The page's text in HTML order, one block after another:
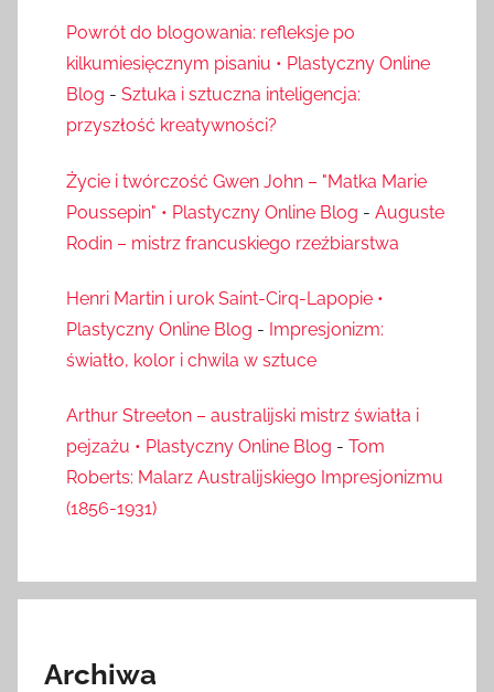
Powrót do blogowania: refleksje po
kilkumiesięcznym pisaniu • Plastyczny Online
Blog - Sztuka i sztuczna inteligencja:
przyszłość kreatywności?
Życie i twórczość Gwen John – "Matka Marie
Poussepin" • Plastyczny Online Blog - Auguste
Rodin – mistrz francuskiego rzeźbiarstwa
Henri Martin i urok Saint-Cirq-Lapopie •
Plastyczny Online Blog - Impresjonizm:
światło, kolor i chwila w sztuce
Arthur Streeton – australijski mistrz światła i
pejzażu • Plastyczny Online Blog - Tom
Roberts: Malarz Australijskiego Impresjonizmu
(1856-1931)
Archiwa